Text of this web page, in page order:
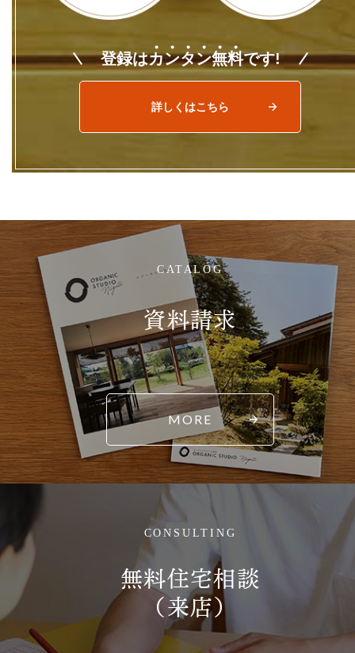
登録はカンタン無料です!
詳しくはこちら
CATALOG
資料請求
MORE
CONSULTING
無料住宅相談
（来店）